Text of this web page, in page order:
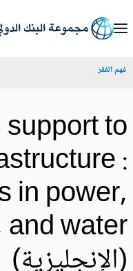
الفقر
support
in
and